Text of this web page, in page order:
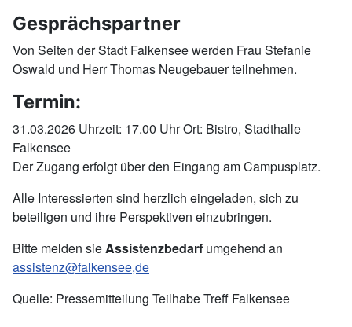
Gesprächspartner
Von Seiten der Stadt Falkensee werden Frau Stefanie
Oswald und Herr Thomas Neugebauer teilnehmen.
Termin:
31.03.2026 Uhrzeit: 17.00 Uhr Ort: Bistro, Stadthalle
Falkensee
Der Zugang erfolgt über den Eingang am Campusplatz.
Alle Interessierten sind herzlich eingeladen, sich zu
beteiligen und ihre Perspektiven einzubringen.
Bitte melden sieAssistenzbedarf umgehend an
assistenz@falkensee,de
Quelle: Pressemitteilung Teilhabe Treff Falkensee